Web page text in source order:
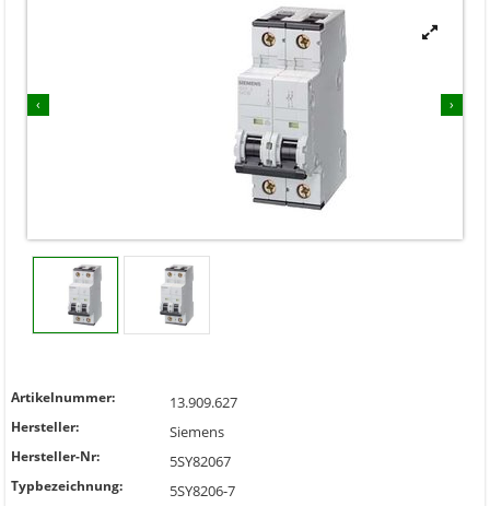
‹ ›


Artikelnummer: 13.909.627
Hersteller: Siemens
Hersteller-Nr: 5SY82067
Typbezeichnung: 5SY8206-7